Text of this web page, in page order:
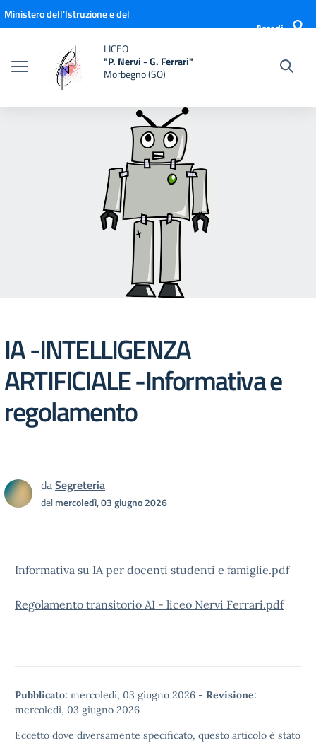
Vai ai contenuti
Vai al menu di navigazione
Vai al footer
Ministero dell'Istruzione e del
Accedi
LICEO
"P. Nervi - G. Ferrari"
Morbegno (SO)
IA -INTELLIGENZA
ARTIFICIALE -Informativa e
regolamento
daSegreteria
delmercoledì, 03 giugno 2026
Informativa su IA per docenti studenti e famiglie.pdf
Regolamento transitorio AI - liceo Nervi Ferrari.pdf
Pubblicato: mercoledì, 03 giugno 2026 - Revisione:
mercoledì, 03 giugno 2026
Eccetto dove diversamente specificato, questo articolo è stato